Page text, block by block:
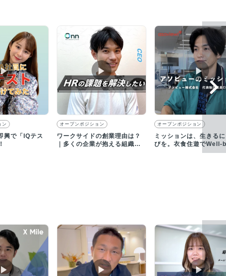
ン
興で「IQテス
▶︎
オープンポジション
ワークサイドの創業理由は？
｜多くの企業が抱える組織課
▶︎
オープンポジション
ミッションは、生きる
びを。衣食住遊でWell-
な社会を推進します
▶︎ ▶︎ ▶︎